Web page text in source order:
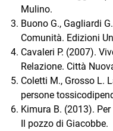
Mulino.
Buono G., Gagliardi
Comunità. Edizioni
Cavaleri P. (2007).
Relazione. Città
Coletti M., Grosso L.
persone
Kimura B. (2013).
Il pozzo di Giacobbe.